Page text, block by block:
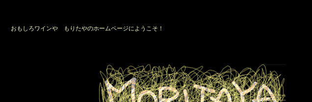
おもしろワインや もりたやのホームページにようこそ！